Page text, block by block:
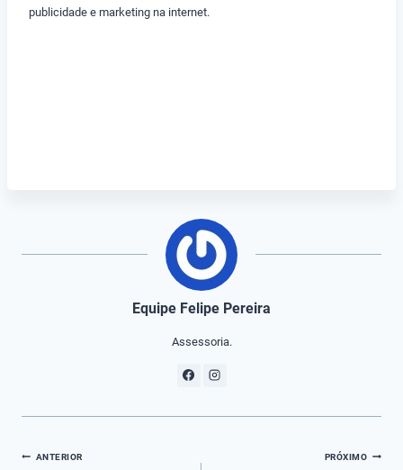
publicidade e marketing na internet.
Equipe Felipe Pereira
Assessoria.
Navegação
ANTERIOR PRÓXIMO